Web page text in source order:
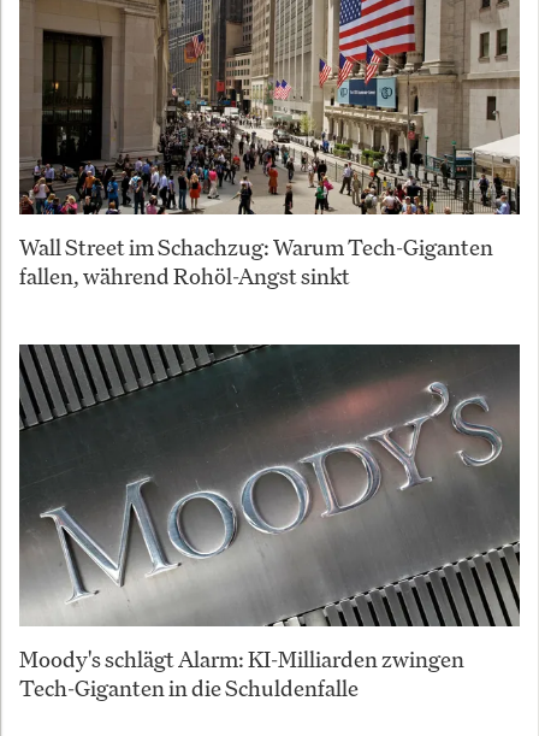
Wall Street im Schachzug: Warum Tech-Giganten
fallen, während Rohöl-Angst sinkt
Moody's schlägt Alarm: KI-Milliarden zwingen
Tech-Giganten in die Schuldenfalle